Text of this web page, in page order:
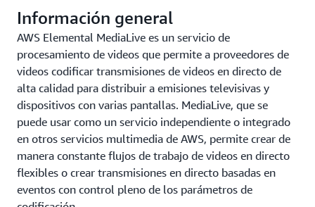
Información general
AWS Elemental MediaLive es un servicio de
procesamiento de videos que permite a proveedores de
videos codificar transmisiones de videos en directo de
alta calidad para distribuir a emisiones televisivas y
dispositivos con varias pantallas. MediaLive, que se
puede usar como un servicio independiente o integrado
en otros servicios multimedia de AWS, permite crear de
manera constante flujos de trabajo de videos en directo
flexibles o crear transmisiones en directo basadas en
eventos con control pleno de los parámetros de